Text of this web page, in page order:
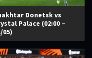
Donetsk vs
Palace (02:00 –
05)